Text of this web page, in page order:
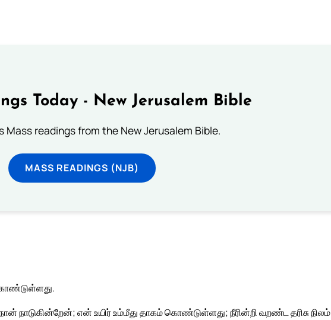
Today - New Jerusalem Bible
Mass readings from the New Jerusalem Bible.
MASS READINGS (NJB)
நாடுகின்றேன்; என் உயிர் உம்மீது தாகம் கொண்டுள்ளது; நீரின்றி வறண்ட தரிசு நிலம்